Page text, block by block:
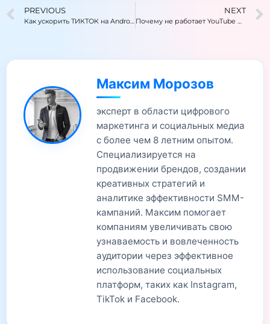
PREVIOUS
Как ускорить ТИКТОК на Android и iPhone
NEXT
Почему не работает YouTube — возможные причины и решения
Максим Морозов
эксперт в области цифрового
маркетинга и социальных медиа
с более чем 8 летним опытом.
Специализируется на
продвижении брендов, создании
креативных стратегий и
аналитике эффективности SMM-
кампаний. Максим помогает
компаниям увеличивать свою
узнаваемость и вовлеченность
аудитории через эффективное
использование социальных
платформ, таких как Instagram,
TikTok и Facebook.